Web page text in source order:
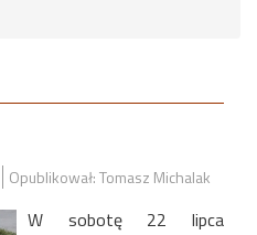
Opublikował: Tomasz Michalak
W sobotę 22 lipca